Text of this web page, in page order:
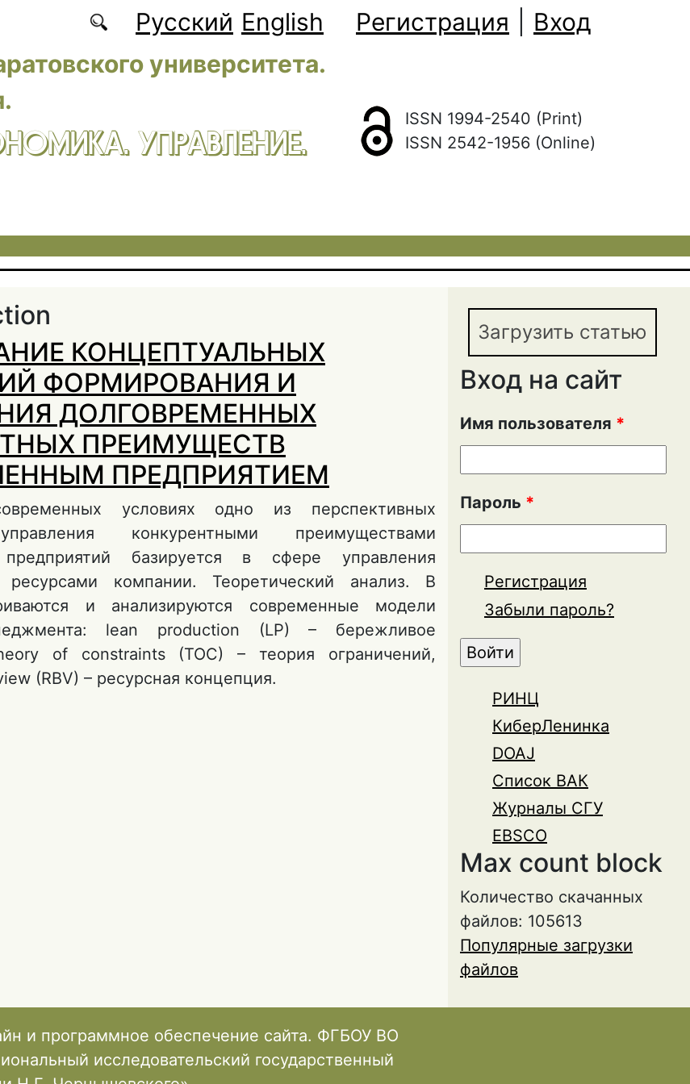
Русский English Регистрация
Вход
университета.
УПРАВЛЕНИЕ.
ISSN 1994-2540 (Print)
ISSN 2542-1956 (Online)
КОНЦЕПТУАЛЬНЫХ
ФОРМИРОВАНИЯ И
ДОЛГОВРЕМЕННЫХ
ПРЕИМУЩЕСТВ
ПРЕДПРИЯТИЕМ
условиях одно из перспективных
конкурентными преимуществами
базируется в сфере управления
ресурсами компании. Теоретический анализ. В
и анализируются современные модели
lean production (LP) – бережливое
of constraints (TOC) – теория ограничений,
(RBV) – ресурсная концепция.
Загрузить статью
Вход на сайт
Имя пользователя *
Пароль *
Регистрация
Забыли пароль?
РИНЦ
КиберЛенинка
DOAJ
Список ВАК
Журналы СГУ
EBSCO
Max count block
Количество скачанных
файлов: 105613
Популярные загрузки
файлов
и программное обеспечение сайта. ФГБОУ ВО
исследовательский государственный